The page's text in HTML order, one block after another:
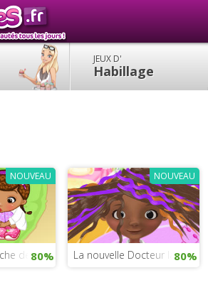
JEUX D'
Habillage
NOUVEAU
des animaux
80%
NOUVEAU
La nouvelle Docteur la Peluche
80%